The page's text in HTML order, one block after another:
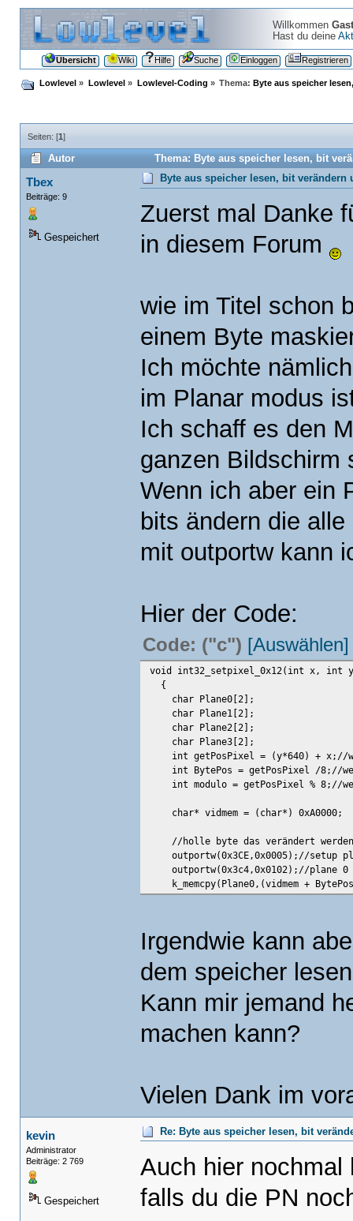
Willkommen Gast
Hast du deine
Übersicht Wiki Hilfe Suche Einloggen Registrieren
Lowlevel » Lowlevel » Lowlevel-Coding » Thema: Byte aus speicher
Seiten: [1]
Autor Thema: Byte aus speicher lesen, bit
Tbex
Beiträge: 9
Gespeichert
Byte aus speicher lesen, bit
Zuerst mal Danke
in diesem Forum
wie im Titel schon
einem Byte
Ich möchte
im Planar modus
Ich schaff es den
ganzen Bildschirm
Wenn ich aber ein
bits ändern die
mit outportw kann
Hier der Code:
Code: ("c") [Auswählen]
void int32_setpixel_0x12(int x, int
{
char Plane0[2];
char Plane1[2];
char Plane2[2];
char Plane3[2];
int getPosPixel = (y*640) + x;//
int BytePos = getPosPixel /8;//
int modulo = getPosPixel % 8;//
char* vidmem = (char*) 0xA0000;
//holle byte das verändert werden
outportw(0x3CE,0x0005);//setup
outportw(0x3c4,0x0102);//plane 0
k_memcpy(Plane0,(vidmem +
outportw(0x3c4,0x0202);//plane 1
k_memcpy(Plane2,(vidmem +
outportw(0x3c4,0x0802);//plane 3
k_memcpy(Plane3,(vidmem +
outportw(0x3c4,0x0F02);//restore
//ändere bits
switch(modulo)
{
if((farbe & 0x1) ==
else{Plane0[0] &= 0x7F;}//
if((farbe & 0x2) ==
else{Plane1[0] &=
if((farbe & 0x4) ==
Irgendwie kann
dem speicher
Kann mir jemand
machen kann?
Vielen Dank im
kevin
Administrator
Beiträge: 2 769
Gespeichert
Re: Byte aus speicher lesen, bit
Auch hier nochmal
falls du die PN